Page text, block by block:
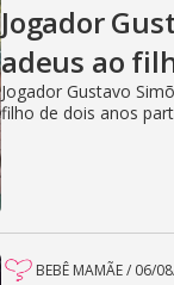
Jogador
adeus ao
Jogador Gustavo
filho de dois anos
BEBÊ MAMÃE/ 06/